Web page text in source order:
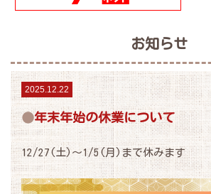
お知らせ
2025.12.22
年末年始の休業について
12/27(土)～1/5(月)まで休みます